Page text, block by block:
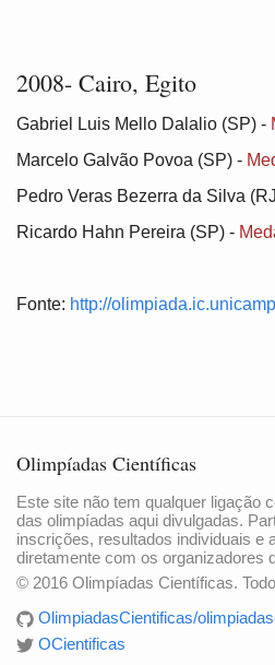
2008- Cairo, Egito
Gabriel Luis Mello Dalalio (SP) -
Marcelo Galvão Povoa (SP) -
Pedro Veras Bezerra da Silva
Ricardo Hahn Pereira (SP) -
Fonte: http://
Olimpíadas Científicas
Este site não tem qualquer ligação
das olimpíadas aqui divulgadas.
inscrições, resultados individuais e
diretamente com os organizadores
© 2016 Olimpíadas Científicas.
OlimpiadasCientificas/
OCientificas